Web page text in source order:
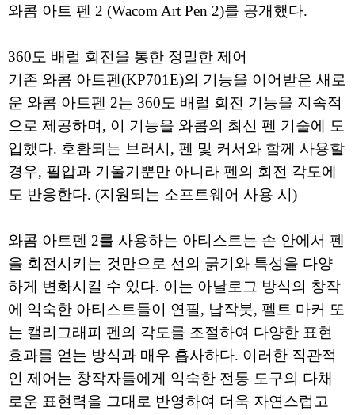
와콤 아트 펜 2 (Wacom Art Pen 2)를 공개했다.
360도 배럴 회전을 통한 정밀한 제어
기존 와콤 아트펜(KP701E)의 기능을 이어받은 새로
운 와콤 아트펜 2는 360도 배럴 회전 기능을 지속적
으로 제공하며, 이 기능을 와콤의 최신 펜 기술에 도
입했다. 호환되는 브러시, 펜 및 커서와 함께 사용할
경우, 필압과 기울기뿐만 아니라 펜의 회전 각도에
도 반응한다. (지원되는 소프트웨어 사용 시)
와콤 아트펜 2를 사용하는 아티스트는 손 안에서 펜
을 회전시키는 것만으로 선의 굵기와 특성을 다양
하게 변화시킬 수 있다. 이는 아날로그 방식의 창작
에 익숙한 아티스트들이 연필, 납작붓, 펠트 마커 또
는 캘리그래피 펜의 각도를 조절하여 다양한 표현
효과를 얻는 방식과 매우 흡사하다. 이러한 직관적
인 제어는 창작자들에게 익숙한 전통 도구의 다채
로운 표현력을 그대로 반영하여 더욱 자연스럽고